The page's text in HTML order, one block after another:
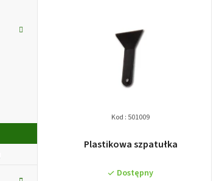
Plastikowa szpatułka
Dostępny
Kod : 501009